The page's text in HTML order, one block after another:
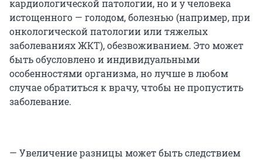
кардиологической патологии, но и у человека
истощенного — голодом, болезнью (например, при
онкологической патологии или тяжелых
заболеваниях ЖКТ), обезвоживанием. Это может
быть обусловлено и индивидуальными
особенностями организма, но лучше в любом
случае обратиться к врачу, чтобы не пропустить
заболевание.
— Увеличение разницы может быть следствием